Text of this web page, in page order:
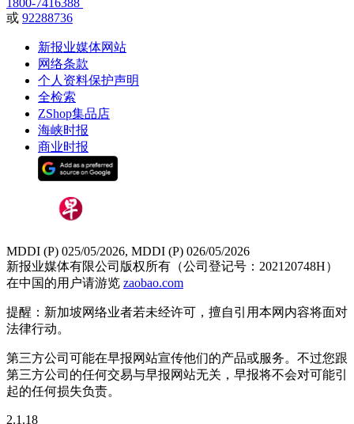
1800-7416388
或 92288736
新报业媒体网站
网络条款
个人资料保护声明
全检索
ZShop集品店
海峡时报
商业时报
MDDI (P) 025/05/2026, MDDI (P) 026/05/2026
新报业媒体有限公司版权所有（公司登记号：202120748H）
在中国的用户请游览 zaobao.com
提醒：新加坡网络业者若未经许可，擅自引用本网内容将面对
法律行动。
第三方公司可能在早报网站宣传他们的产品或服务。不过您跟
第三方公司的任何交易与早报网站无关，早报将不会对可能引
起的任何损失负责。
2.1.18